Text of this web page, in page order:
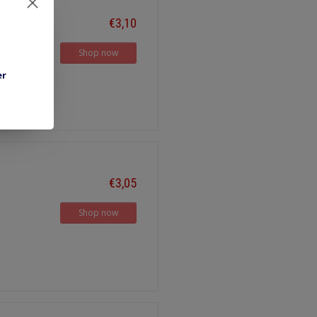
€3,10
Shop now
€3,05
Shop now